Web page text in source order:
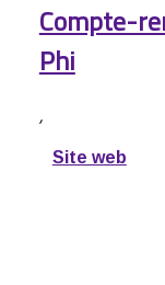
Compte-
Phi
,
Site web